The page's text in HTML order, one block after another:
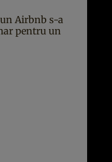
Airbnb s-a
pentru un